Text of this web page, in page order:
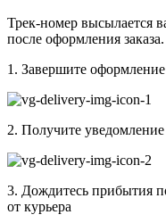
Трек-номер высылается
после оформления заказа.
1. Завершите
2. Получите
3. Дождитесь прибытия
от курьера